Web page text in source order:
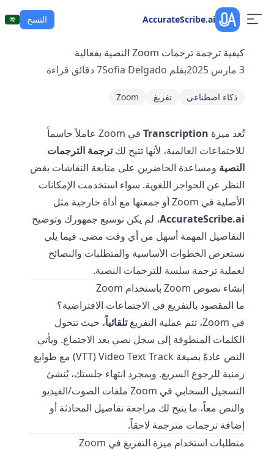
AccurateScribe.ai النسخ
كيفية ترجمة ترجمات Zoom النصية بفعالية
3 مارس 2025
بقلم Sofia Delgado
7دقائق قراءة
ذكاء اصطناعي تفريغ Zoom
تُعد ميزة Transcription
في Zoom عاملاً حاسماً
للاجتماعات العالمية، لأنها تتيح لكترجمة الترجمات
النصية ومساعدة الحاضرين على متابعة النقاشات بغض
النظر عن الحواجز اللغوية. سواء استخدمت الإمكانات
الأصلية في Zoom أو جمعتها مع أداة خارجية مثل
AccurateScribe.ai، لم يكن توسيع جمهورك وتوضيح
التفاصيل المهمة أسهل من أي وقت مضى. فيما يلي
نستعرض الخطوات الأساسية والمتطلبات والنصائح
لعملية ترجمة سلسة للترجمات النصية.
إنشاء نصوص Zoom باستخدام Zoom
ما المقصود بالتفريغ في الاجتماعات الافتراضية؟
في Zoom، تتم عملية التفريغ
تلقائياً، حيث تتحول
الكلمات المنطوقة إلى سجل نصي بعد الاجتماع. ويأتي
النص عادةً بصيغة Video Text Track ‏(VTT) مع طوابع
زمنية للرجوع السريع. وبمجرد انتهاء جلستك، يُنشئ
التسجيل السحابي في Zoom ملفات الصوت/الفيديو
والنص معاً، ما يتيح لك مراجعة تفاصيل المحادثة أو
إضافة ترجمات مترجمة لاحقاً.
متطلبات استخدام ميزة التفريغ في Zoom